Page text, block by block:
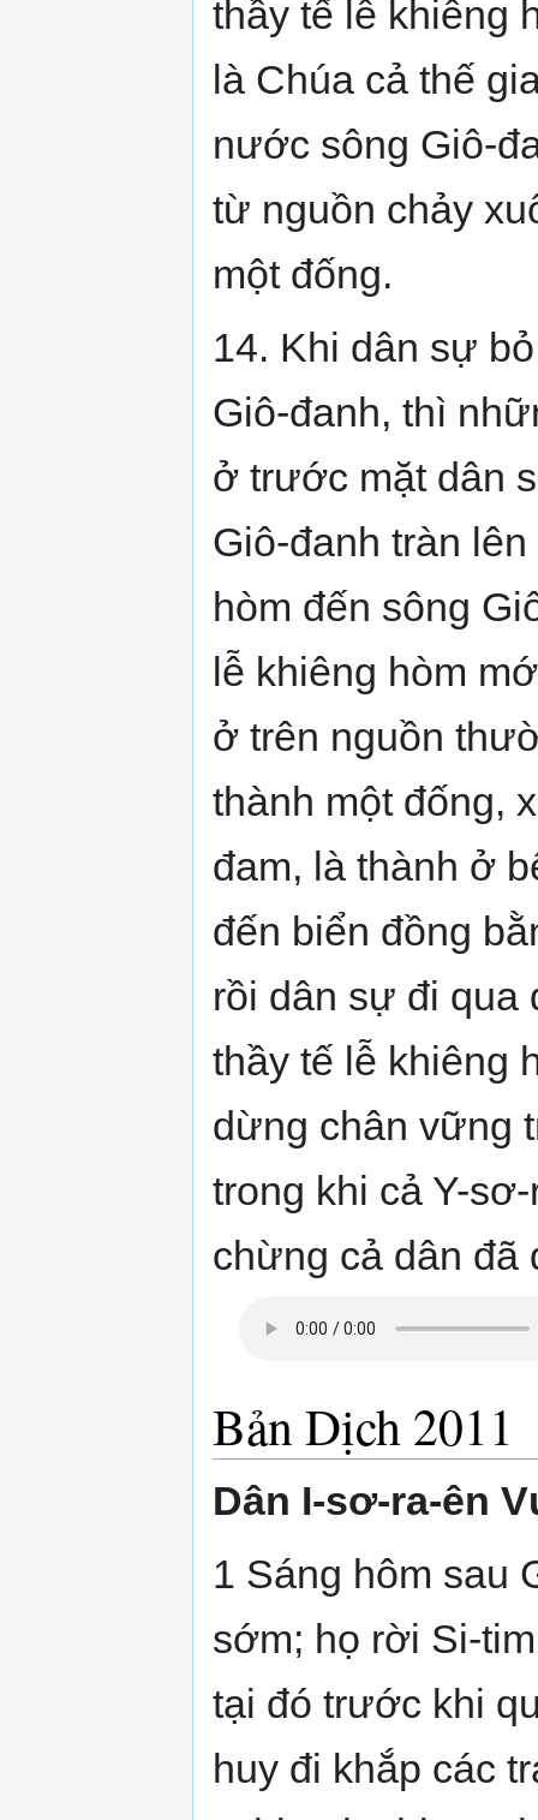
thầy tế lễ khiêng
là Chúa cả thế
nước sông Giô-
từ nguồn chảy
một đống.
14. Khi dân sự
Giô-đanh, thì
ở trước mặt dân
Giô-đanh tràn
hòm đến sông
lễ khiêng hòm
ở trên nguồn
thành một đống,
đam, là thành ở
đến biển đồng
rồi dân sự đi qua
thầy tế lễ khiêng
dừng chân vững
trong khi cả Y-
chừng cả dân đã
Bản Dịch 2011
Dân I-sơ-ra-ên
1 Sáng hôm sau
sớm; họ rời Si-
tại đó trước khi
huy đi khắp các